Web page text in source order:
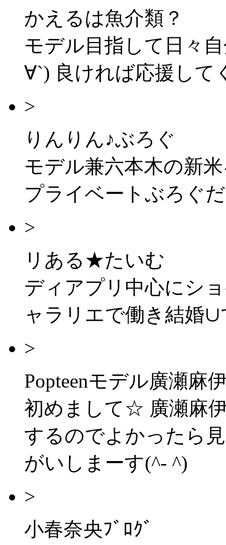
かえるは魚介類？
モデル目指して日々
∀`) 良ければ応援して
>
りんりん♪ぶろぐ
モデル兼六本木の新
プライベートぶろぐ
>
リある★たいむ
ディアプリ中心にシ
ャラリエで働き結婚
>
Popteenモデル廣瀬麻
初めまして☆ 廣瀬麻
するのでよかったら
がいしまーす(^- ^)
>
小春奈央ﾌﾞﾛｸﾞ